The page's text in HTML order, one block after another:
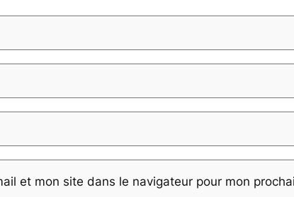
et mon site dans le navigateur pour mon